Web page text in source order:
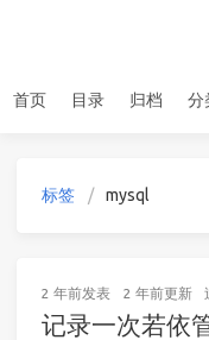
首页 目录 归档 分
标签 mysql
2 年前发表 2 年前更新
记录一次若依